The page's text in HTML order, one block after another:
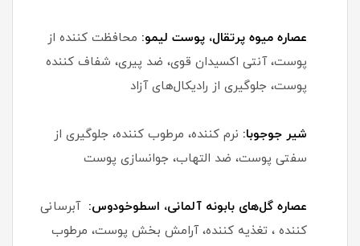
عصاره میوه پرتقال، پوست لیمو: محافظت کننده از
پوست، آنتی اکسیدان قوی، ضد پیری، شفاف کننده
پوست، جلوگیری از رادیکال‌های آزاد
شیر جوجوبا: نرم کننده، مرطوب کننده، جلوگیری از
سفتی پوست، ضد التهاب، جوانسازی پوست
عصاره گل‌های بابونه آلمانی، اسطوخودوس: آبرسانی
کننده ، تغذیه کننده، آرامش بخش پوست، مرطوب